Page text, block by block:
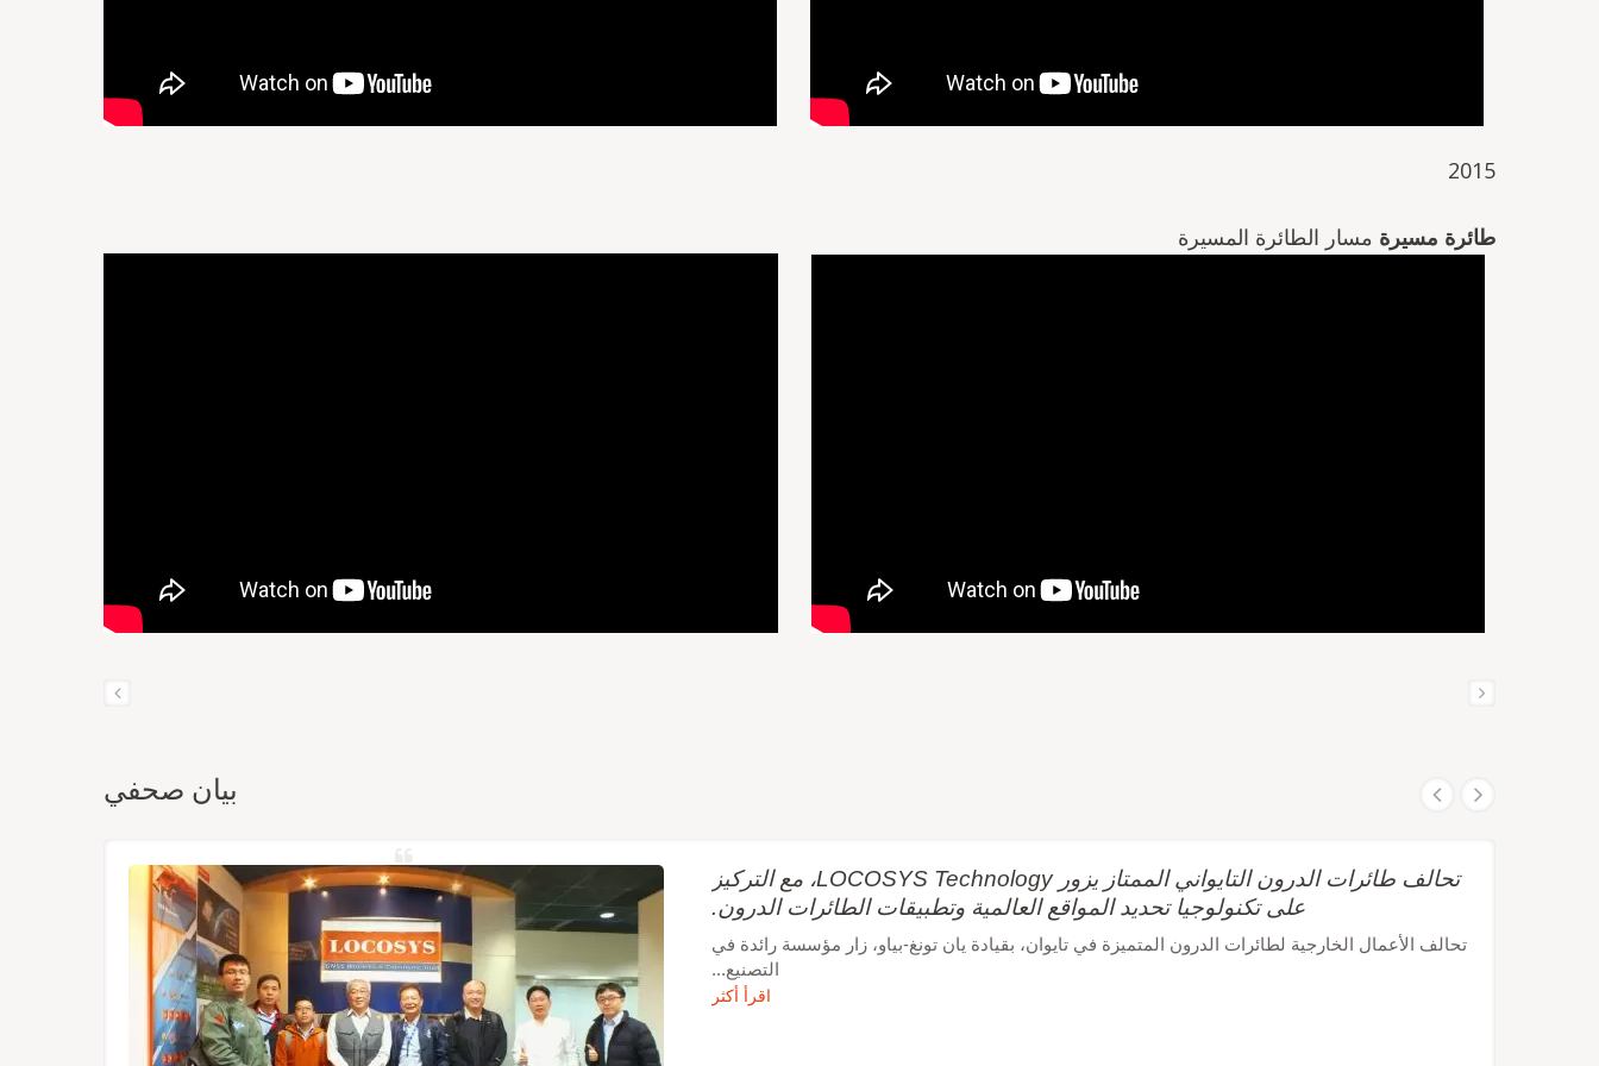
2015
طائرة مسيرة مسار الطائرة المسيرة
بيان صحفي
تحالف طائرات الدرون التايواني الممتاز يزور LOCOSYS Technology، مع التركيز
على تكنولوجيا تحديد المواقع العالمية وتطبيقات الطائرات الدرون.
تحالف الأعمال الخارجية لطائرات الدرون المتميزة في تايوان، بقيادة يان تونغ-بياو، زار مؤسسة رائدة في
التصنيع...
اقرأ أكثر